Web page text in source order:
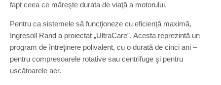
fapt ceea ce măreşte durata de viaţă a motorului.
Pentru ca sistemele să funcţioneze cu eficienţă maximă,
Ingresoll Rand a proiectat „UltraCare”. Acesta reprezintă un
program de întreţinere polivalent, cu o durată de cinci ani –
pentru compresoarele rotative sau centrifuge şi pentru
uscătoarele aer.